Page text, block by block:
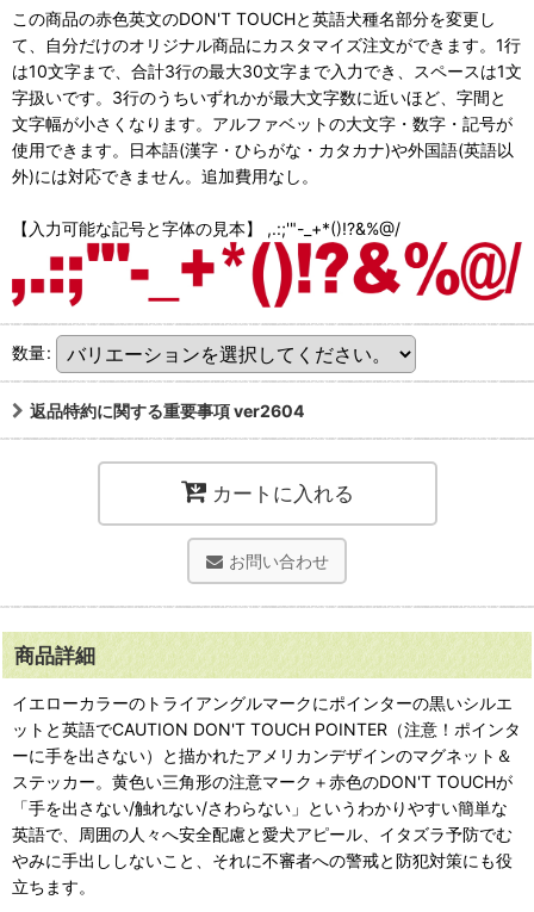
この商品の赤色英文のDON'T TOUCHと英語犬種名部分を変更し
て、自分だけのオリジナル商品にカスタマイズ注文ができます。1行
は10文字まで、合計3行の最大30文字まで入力でき、スペースは1文
字扱いです。3行のうちいずれかが最大文字数に近いほど、字間と
文字幅が小さくなります。アルファベットの大文字・数字・記号が
使用できます。日本語(漢字・ひらがな・カタカナ)や外国語(英語以
外)には対応できません。追加費用なし。
【入力可能な記号と字体の見本】 ,.:;'"-_+*()!?&%@/
数量:
返品特約に関する重要事項 ver2604
カートに入れる
お問い合わせ
商品詳細
イエローカラーのトライアングルマークにポインターの黒いシルエ
ットと英語でCAUTION DON'T TOUCH POINTER（注意！ポインタ
ーに手を出さない）と描かれたアメリカンデザインのマグネット＆
ステッカー。黄色い三角形の注意マーク＋赤色のDON'T TOUCHが
「手を出さない/触れない/さわらない」というわかりやすい簡単な
英語で、周囲の人々へ安全配慮と愛犬アピール、イタズラ予防でむ
やみに手出ししないこと、それに不審者への警戒と防犯対策にも役
立ちます。